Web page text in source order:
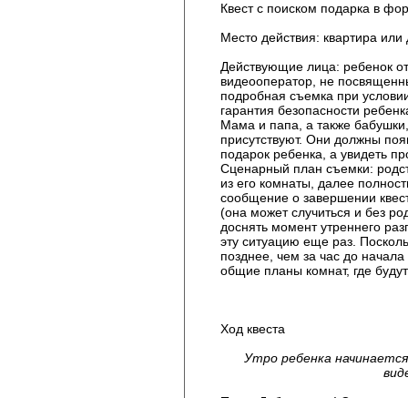
Квест с поиском подарка в
Место действия: квартира или
Действующие лица: ребенок
видеооператор, не
подробная съемка при
гарантия безопасности
Мама и папа, а также
присутствуют. Они должны
подарок ребенка, а увидеть
Сценарный план съемки:
из его комнаты, далее
сообщение о завершении
(она может случиться и без
доснять момент утреннего
эту ситуацию еще раз.
позднее, чем за час до
общие планы комнат, где
Ход квеста
Утро ребенка